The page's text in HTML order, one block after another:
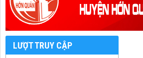
LƯỢT TRUY CẬP